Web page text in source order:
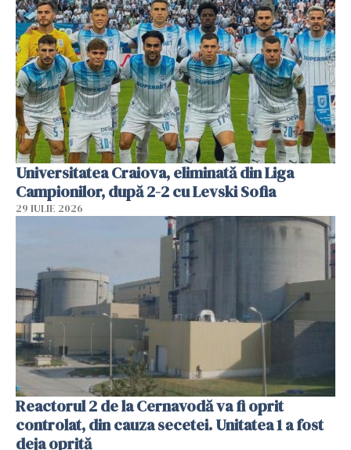
Universitatea Craiova, eliminată din Liga
Campionilor, după 2-2 cu Levski Sofia
29 IULIE 2026
Reactorul 2 de la Cernavodă va fi oprit
controlat, din cauza secetei. Unitatea 1 a fost
deja oprită